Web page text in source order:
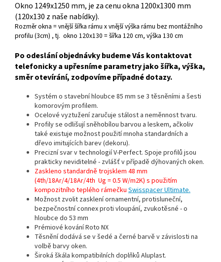
Okno 1249x1250 mm, je za cenu okna 1200x1300 mm
(120x130 z naše nabídky).
Rozměr okna = vnější šířka rámu x vnější výška rámu bez montážního
profilu (3cm) , tj. okno 120x130 = šířka 120 cm, výška 130 cm
Po odeslání objednávky budeme Vás kontaktovat
telefonicky a upřesníme parametry jako šířka, výška,
směr otevírání, zodpovíme případné dotazy.
Systém o stavební hloubce 85 mm se 3 těsněními a šesti
komorovým profilem.
Ocelové vyztužení zaručuje stálost a neměnnost tvaru.
Profily se odlišují sněhobílou barvou a leskem, ačkoliv
také existuje možnost použití mnoha standardních a
dřevo imitujících barev (dekoru).
Precizní svar v technologií V-Perfect. Spoje profilů jsou
prakticky neviditelné - zvlášť v případě dýhovaných oken.
Zaskleno standardně trojsklem 48 mm
(4th/18Ar/4/18Ar/4th Ug = 0.5 W/m2K) s použitím
kompozitního teplého rámečku Swisspacer Ultimate.
Možnost zvolit zasklení ornamentní, protisluneční,
bezpečnostní connex proti vloupání, zvukotěsné - o
hloubce do 53 mm
Prémiové kování Roto NX
Těsnění dodává se v šedé a černé barvě v závislosti na
volbě barvy oken.
Široká škála kompatibilních doplňků Aluplast.